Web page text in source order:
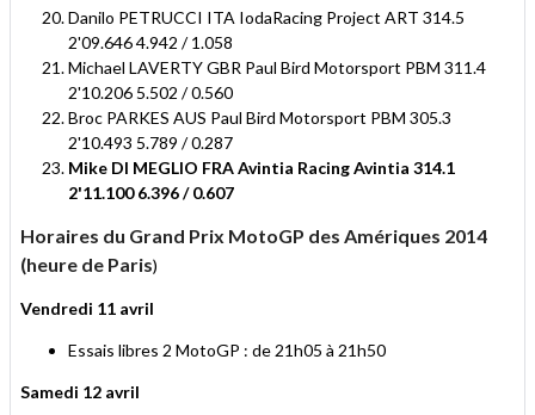
Danilo PETRUCCI ITA IodaRacing Project ART 314.5
2'09.646 4.942 / 1.058
Michael LAVERTY GBR Paul Bird Motorsport PBM 311.4
2'10.206 5.502 / 0.560
Broc PARKES AUS Paul Bird Motorsport PBM 305.3
2'10.493 5.789 / 0.287
Mike DI MEGLIO FRA Avintia Racing Avintia 314.1
2'11.100 6.396 / 0.607
Horaires du Grand Prix MotoGP des Amériques 2014
(heure de Paris)
Vendredi 11 avril
Essais libres 2 MotoGP : de 21h05 à 21h50
Samedi 12 avril